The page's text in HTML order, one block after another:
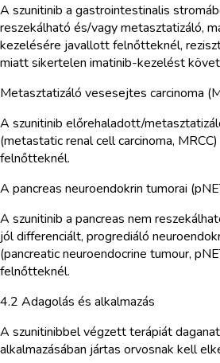
A szunitinib a gastrointestinalis
reszekálható és/vagy metasztatizáló,
kezelésére javallott felnőtteknél,
miatt sikertelen imatinib-kezelést
Metasztatizáló vesesejtes carcinoma
A szunitinib előrehaladott/
(metastatic renal cell carcinoma,
felnőtteknél.
A pancreas neuroendokrin tumorai
A szunitinib a pancreas nem
jól differenciált, progrediáló
(pancreatic neuroendocrine tumour,
felnőtteknél.
4.2 Adagolás és alkalmazás
A szunitinibbel végzett terápiát
alkalmazásában jártas orvosnak kell